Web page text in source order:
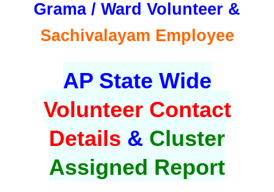
Grama / Ward Volunteer &
Sachivalayam Employee
AP State Wide
Volunteer Contact
Details & Cluster
Assigned Report